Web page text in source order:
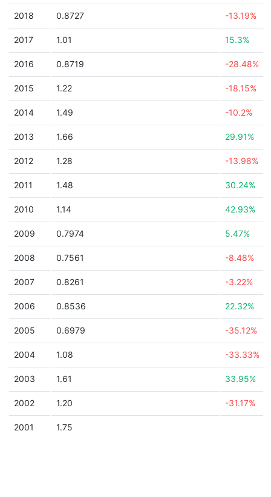
2018 0.8727 -13.19%
2017 1.01 15.3%
2016 0.8719 -28.48%
2015 1.22 -18.15%
2014 1.49 -10.2%
2013 1.66 29.91%
2012 1.28 -13.98%
2011 1.48 30.24%
2010 1.14 42.93%
2009 0.7974 5.47%
2008 0.7561 -8.48%
2007 0.8261 -3.22%
2006 0.8536 22.32%
2005 0.6979 -35.12%
2004 1.08 -33.33%
2003 1.61 33.95%
2002 1.20 -31.17%
2001 1.75